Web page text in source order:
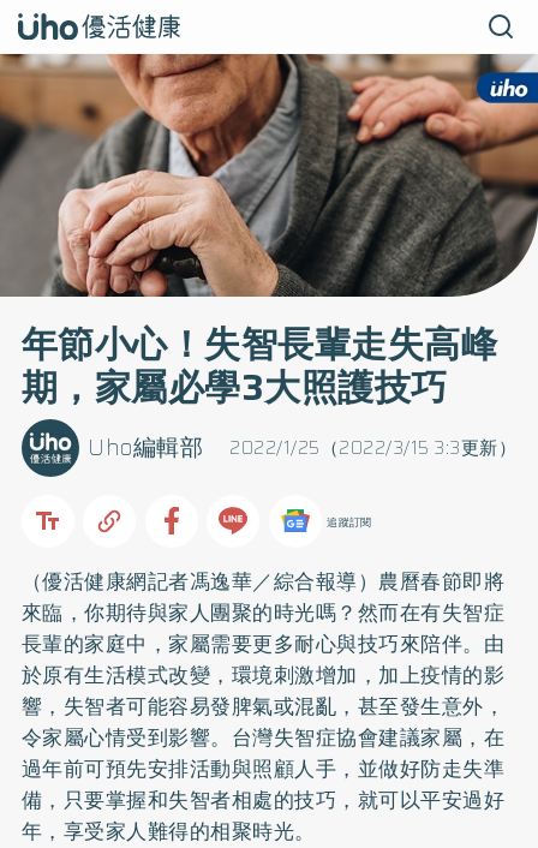
年節小心！失智長輩走失高峰
期，家屬必學3大照護技巧
2022/1/25（2022/3/15 3:3更新）
Uho編輯部
追蹤訂閱
（優活健康網記者馮逸華／綜合報導）農曆春節即將
來臨，你期待與家人團聚的時光嗎？然而在有失智症
長輩的家庭中，家屬需要更多耐心與技巧來陪伴。由
於原有生活模式改變，環境刺激增加，加上疫情的影
響，失智者可能容易發脾氣或混亂，甚至發生意外，
令家屬心情受到影響。台灣失智症協會建議家屬，在
過年前可預先安排活動與照顧人手，並做好防走失準
備，只要掌握和失智者相處的技巧，就可以平安過好
年，享受家人難得的相聚時光。